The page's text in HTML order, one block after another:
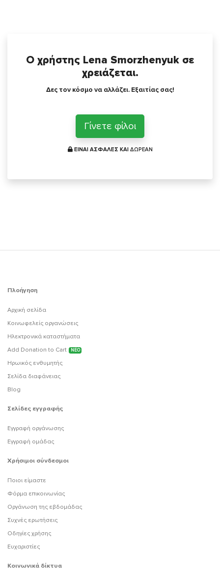
Ο χρήστης Lena Smorzhenyuk σε
χρειάζεται.
Δες τον κόσμο να αλλάζει. Εξαιτίας σας!
Γίνετε φίλοι
ΕΙΝΑΙ ΑΣΦΑΛΕΣ ΚΑΙ ΔΩΡΕΑΝ
Πλοήγηση
Αρχική σελίδα
Κοινωφελείς οργανώσεις
Ηλεκτρονικά καταστήματα
Add Donation to Cart
ΝΕΟ
Ηρωικός ενθυμητής
Σελίδα διαφάνειας
Blog
Σελίδες εγγραφής
Εγγραφή οργάνωσης
Εγγραφή ομάδας
Χρήσιμοι σύνδεσμοι
Ποιοι είμαστε
Φόρμα επικοινωνίας
Οργάνωση της εβδομάδας
Συχνές ερωτήσεις
Οδηγίες χρήσης
Ευχαριστίες
Κοινωνικά δίκτυα